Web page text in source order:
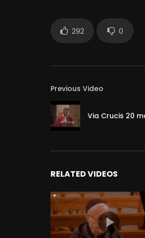
292 0
Previous Video
Via Crucis 20
RELATED VIDEOS